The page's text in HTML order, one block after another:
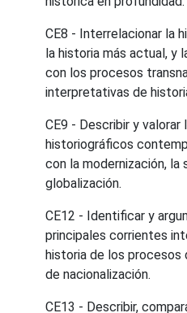
CE8 - Interrelacionar la
la historia más actual, y
con los procesos
interpretativas de
CE9 - Describir y valorar
historiográficos
con la modernización, la
globalización.
CE12 - Identificar y
principales corrientes
historia de los procesos
de nacionalización.
CE13 - Describir,